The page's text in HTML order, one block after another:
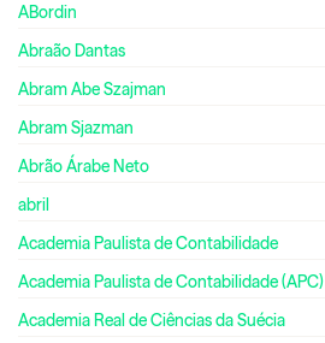
ABordin
Abraão Dantas
Abram Abe Szajman
Abram Sjazman
Abrão Árabe Neto
abril
Academia Paulista de Contabilidade
Academia Paulista de Contabilidade (APC)
Academia Real de Ciências da Suécia